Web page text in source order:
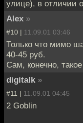
улице), в отличии
Alex »
#10 | 11.09.01 03:46
Только что мимо
40-45 руб.
Сам, конечно,
digitalk »
#11 | 11.09.01 04:45
2 Goblin